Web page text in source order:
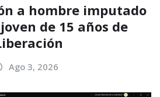
a hombre imputado
de 15 años de
Ago 3, 2026